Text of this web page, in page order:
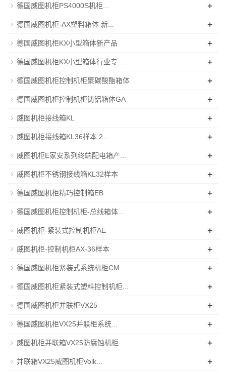
德国威图机柜PS4000S机柜... +
德国威图机柜-AX塑料箱体 新... +
德国威图机柜KX小型箱体新产品 +
德国威图机柜KX小型箱体行业专... +
德国威图机柜控制机柜聚碳酸酯箱体 +
德国威图机柜控制机柜铸铝箱体GA +
威图机柜接线箱KL +
威图机柜接线箱KL36样本 2... +
威图机柜E家安系列终端配电箱产... +
威图机柜不锈钢接线箱KL32样本 +
德国威图机柜精巧控制箱EB +
德国威图机柜控制机柜-总线箱体... +
威图机柜-紧装式控制机柜AE +
威图机柜-控制机柜AX-36样本 +
德国威图机柜紧装式系统机柜CM +
德国威图机柜紧装式塑料控制机柜... +
德国威图机柜并联柜VX25 +
德国威图机柜VX25并联柜系统... +
威图机柜并联箱VX25防腐蚀机柜 +
并联箱VX25威图机柜Volk... +